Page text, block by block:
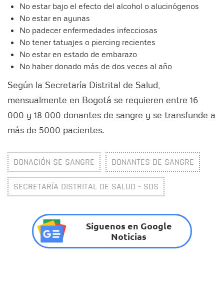
No estar bajo el efecto del alcohol o alucinógenos
No estar en ayunas
No padecer enfermedades infecciosas
No tener tatuajes o piercing recientes
No estar en estado de embarazo
No haber donado más de dos veces al año
Según la Secretaría Distrital de Salud,
mensualmente en Bogotá se requieren entre 16
000 y 18 000 donantes de sangre y se transfunde a
más de 5000 pacientes.
DONACIÓN SE SANGRE DONANTES DE SANGRE
SECRETARÍA DISTRITAL DE SALUD - SDS
Síguenos en Google
Noticias